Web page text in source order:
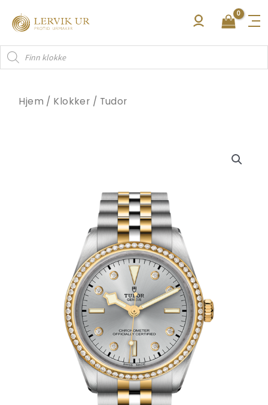
rett
innholdet
Products
search
Hjem / Klokker / Tudor